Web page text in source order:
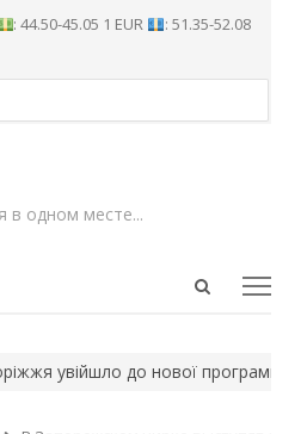
: 44.50-45.05 1 EUR
: 51.35-52.08
в одном месте...
Open
увійшло до нової програми